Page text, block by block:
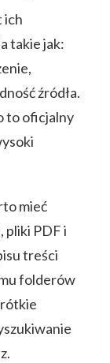
ich
takie jak:
źródła.
to oficjalny
mieć
pliki PDF i
treści
folderów